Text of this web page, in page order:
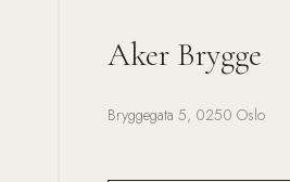
Aker Brygge
Bryggegata 5, 0250 Oslo